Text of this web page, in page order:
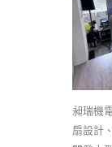
昶瑞機
扇設計